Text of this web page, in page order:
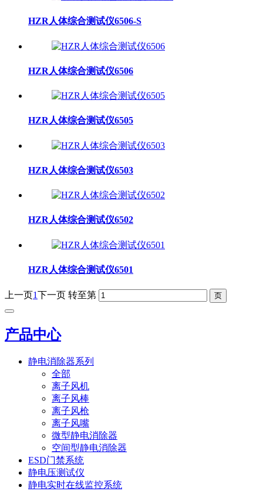
HZR人体综合测试仪6506-S
HZR人体综合测试仪6506
HZR人体综合测试仪6505
HZR人体综合测试仪6503
HZR人体综合测试仪6502
HZR人体综合测试仪6501
上一页1下一页 转至第
产品中心
静电消除器系列
全部
离子风机
离子风棒
离子风枪
离子风嘴
微型静电消除器
空间型静电消除器
ESD门禁系统
静电压测试仪
静电实时在线监控系统